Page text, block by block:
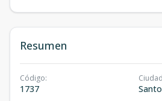
Resumen
Código:
1737
Ciudad